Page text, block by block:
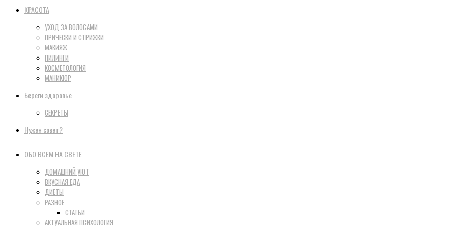
КРАСОТА
УХОД ЗА ВОЛОСАМИ
ПРИЧЕСКИ И СТРИЖКИ
МАКИЯЖ
ПИЛИНГИ
КОСМЕТОЛОГИЯ
МАНИКЮР
Береги здоровье
СЕКРЕТЫ
Нужен совет?
ОБО ВСЕМ НА СВЕТЕ
ДОМАШНИЙ УЮТ
ВКУСНАЯ ЕДА
ДИЕТЫ
РАЗНОЕ
СТАТЬИ
АКТУАЛЬНАЯ ПСИХОЛОГИЯ